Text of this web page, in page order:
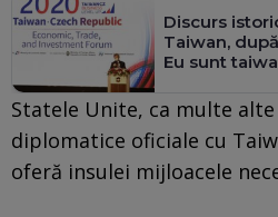
Discurs
Taiwan,
Eu sunt
Statele Unite, ca multe
diplomatice oficiale cu
oferă insulei mijloacele